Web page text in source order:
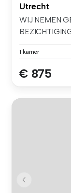
Utrecht
WIJ NEMEN
1 kamer
€ 875